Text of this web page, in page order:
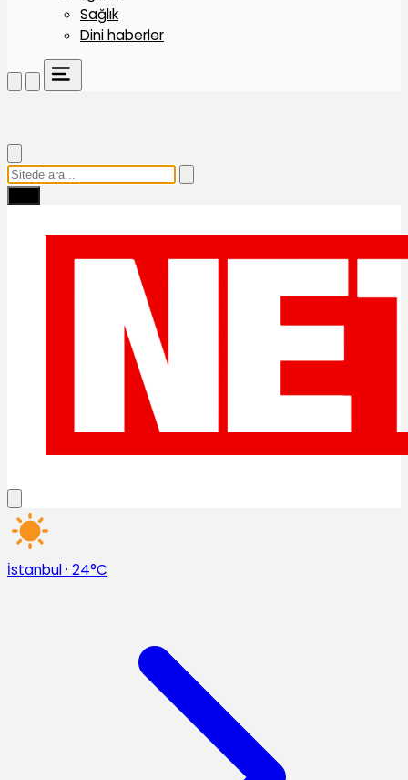
Sağlık
Dini haberler
İstanbul· 24°C